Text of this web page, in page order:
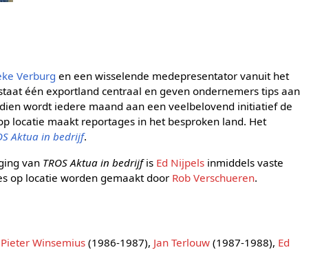
Verburg en een wisselende medepresentator vanuit het
één exportland centraal en geven ondernemers tips aan
wordt iedere maand aan een veelbelovend initiatief de
locatie maakt reportages in het besproken land. Het
Aktua in bedrijf.
van TROS Aktua in bedrijfis Ed Nijpels inmiddels vaste
op locatie worden gemaakt door Rob Verschueren.
Pieter Winsemius (1986-1987), Jan Terlouw (1987-1988), Ed